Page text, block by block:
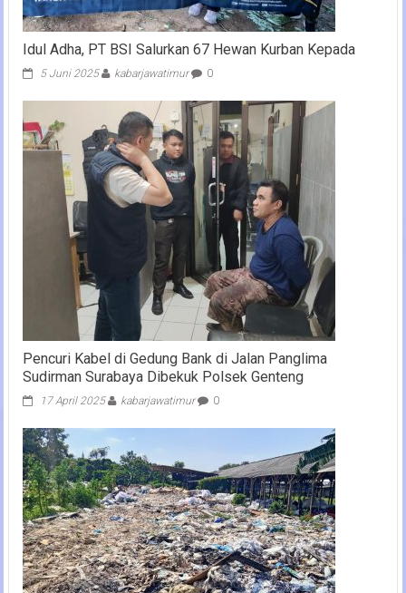
Idul Adha, PT BSI Salurkan 67 Hewan Kurban Kepada
5 Juni 2025 kabarjawatimur 0
Pencuri Kabel di Gedung Bank di Jalan Panglima
Sudirman Surabaya Dibekuk Polsek Genteng
17 April 2025 kabarjawatimur 0